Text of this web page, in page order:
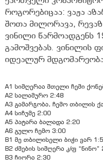
როგორებიცაა: ვაჟა
შოთა მილორავა,
ვინილი წარმოადგენს
გამოშვებას. ვინილის
იდეალურ
A1 სიმღერაა მთელი ჩემი
A2 სალამურო 2:48
A3 გამარჯობა, ჩემო თბილის
A4 სიჩუმე 2:00
A5 პატარა ბალადა 2:20
A6 გულო ჩემო 3:00
B1 მე თბილისელი ბიჭი ვარ
B2 ძმების სიმღერა კ/ფ “ნინო”
B3 ჩიორა 2:30